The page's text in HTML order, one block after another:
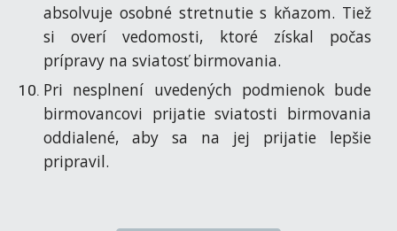
absolvuje osobné stretnutie s kňazom. Tiež
si overí vedomosti, ktoré získal počas
prípravy na sviatosť birmovania.
Pri nesplnení uvedených podmienok bude
birmovancovi prijatie sviatosti birmovania
oddialené, aby sa na jej prijatie lepšie
pripravil.